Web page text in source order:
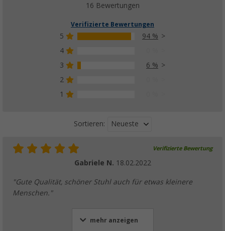
16 Bewertungen
Verifizierte Bewertungen
5
94 %
4
3
6 %
2
1
Sortieren: Neueste
Verifizierte Bewertung
Gabriele N. 18.02.2022
"Gute Qualität, schöner Stuhl auch für etwas kleinere
Menschen."
mehr anzeigen